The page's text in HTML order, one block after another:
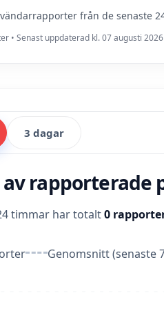
från de senaste
• Senast uppdaterad kl. 07 augusti
3 dagar
rapporterade
timmar har totalt0
Genomsnitt (senaste